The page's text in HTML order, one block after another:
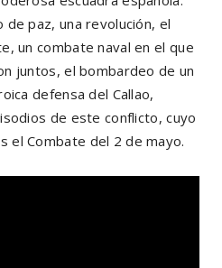
paz, una revolución, el
un combate naval en el que
juntos, el bombardeo de un
defensa del Callao,
de este conflicto, cuyo
el Combate del 2 de mayo.